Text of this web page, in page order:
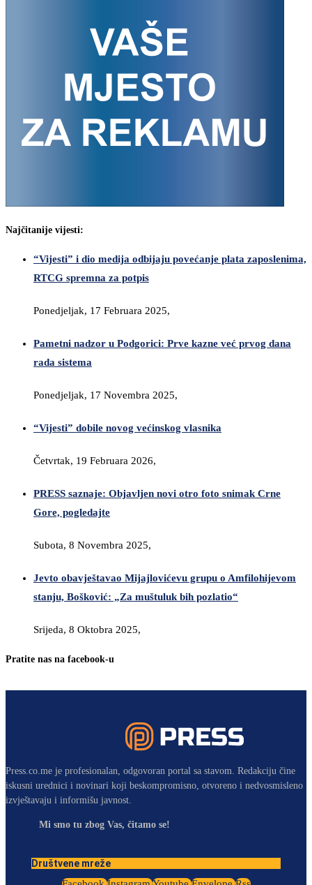
Najčitanije vijesti:
“Vijesti” i dio medija odbijaju povećanje plata zaposlenima,
RTCG spremna za potpis
Ponedjeljak, 17 Februara 2025,
Pametni nadzor u Podgorici: Prve kazne već prvog dana
rada sistema
Ponedjeljak, 17 Novembra 2025,
“Vijesti” dobile novog većinskog vlasnika
Četvrtak, 19 Februara 2026,
PRESS saznaje: Objavljen novi otro foto snimak Crne
Gore, pogledajte
Subota, 8 Novembra 2025,
Jevto obavještavao Mijajlovićevu grupu o Amfilohijevom
stanju, Bošković: „Za muštuluk bih pozlatio“
Srijeda, 8 Oktobra 2025,
Pratite nas na facebook-u
Press.co.me je profesionalan, odgovoran portal sa stavom. Redakciju čine
iskusni urednici i novinari koji beskompromisno, otvoreno i nedvosmisleno
izvještavaju i informišu javnost.
Mi smo tu zbog Vas, čitamo se!
Društvene mreže